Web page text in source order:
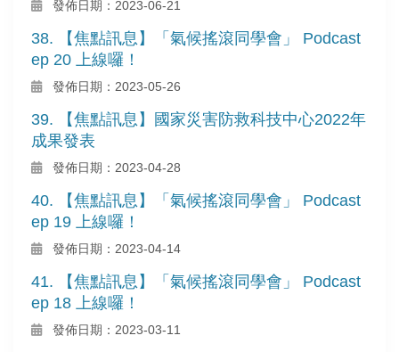
發佈日期：2023-06-21
38. 【焦點訊息】「氣候搖滾同學會」 Podcast
ep 20 上線囉！
發佈日期：2023-05-26
39. 【焦點訊息】國家災害防救科技中心2022年
成果發表
發佈日期：2023-04-28
40. 【焦點訊息】「氣候搖滾同學會」 Podcast
ep 19 上線囉！
發佈日期：2023-04-14
41. 【焦點訊息】「氣候搖滾同學會」 Podcast
ep 18 上線囉！
發佈日期：2023-03-11